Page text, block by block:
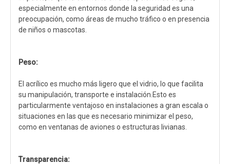
especialmente en entornos donde la seguridad es una
preocupación, como áreas de mucho tráfico o en presencia
de niños o mascotas.
Peso:
El acrílico es mucho más ligero que el vidrio, lo que facilita
su manipulación, transporte e instalación.Esto es
particularmente ventajoso en instalaciones a gran escala o
situaciones en las que es necesario minimizar el peso,
como en ventanas de aviones o estructuras livianas.
Transparencia: